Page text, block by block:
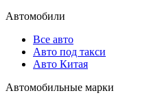
Автомобили
Все авто
Авто под такси
Авто Китая
Автомобильные марки